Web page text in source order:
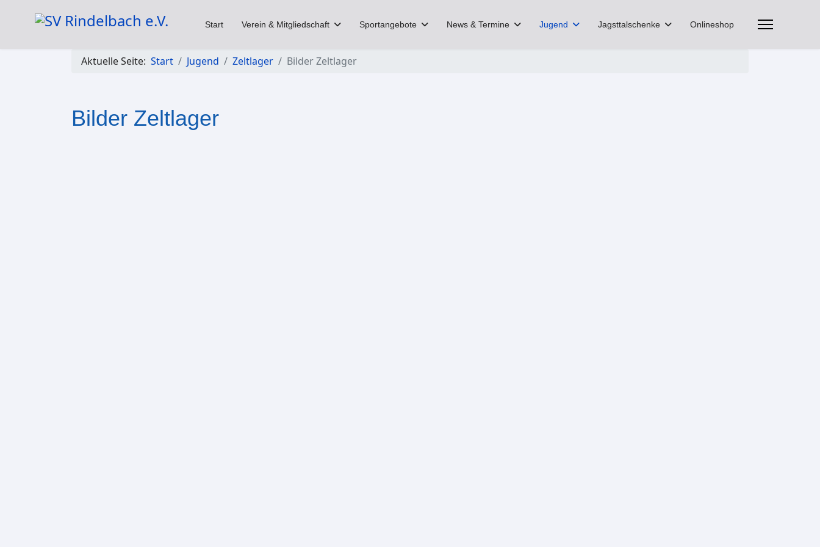
Start Verein & Mitgliedschaft Sportangebote News & Termine Jugend Jagsttalschenke Onlineshop
Aktuelle Seite: Start Jugend Zeltlager Bilder Zeltlager
Bilder Zeltlager